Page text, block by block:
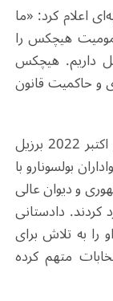
اعلام کرد: «ما
هیچکس را
داریم. هیچکس
و حاکمیت قانون‌
ژائیر بولسونارو در انتخابات ریاست‌ جمهوری اکتبر 2022 برزیل
برخی از هواداران بولسونارو با
و دیوان عالی
کردند. دادستانی
را به تلاش برای
متهم کرده